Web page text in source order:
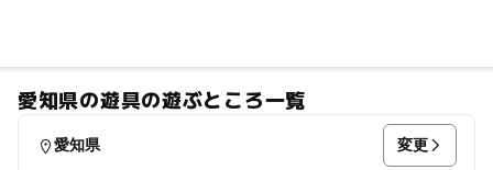
愛知県の遊具の遊ぶところ一覧
愛知県 変更